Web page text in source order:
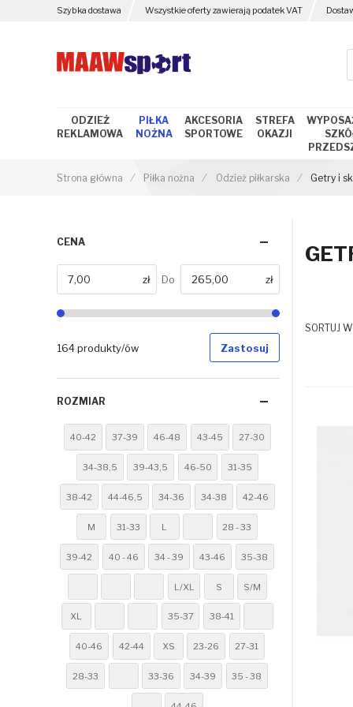
Szybka dostawa Wszystkie oferty zawierają podatek VAT
ODZIEŻ
REKLAMOWA
PIŁKA
NOŻNA
AKCESORIA
SPORTOWE
STREFA
OKAZJI
Strona główna Piłka nożna Odzież piłkarska Getry i
SORTUJ
CENA
Od zł Do zł
164 produkty/ów Zastosuj
ROZMIAR
40-42 37-39 46-48 43-45 27-30
34-38,5 39-43,5 46-50 31-35
38-42 44-46,5 34-36 34-38 42-46
M 31-33 L 28 - 33
39-42 40 - 46 34 - 39 43-46 35-38
L/XL S S/M
XL 35-37 38-41
40-46 42-44 XS 23-26 27-31
28-33 33-36 34-39 35 - 38